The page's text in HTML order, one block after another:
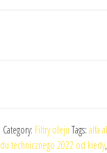
Category: Filtry oleju Tags: alfa
technicznego 2022 od kiedy,